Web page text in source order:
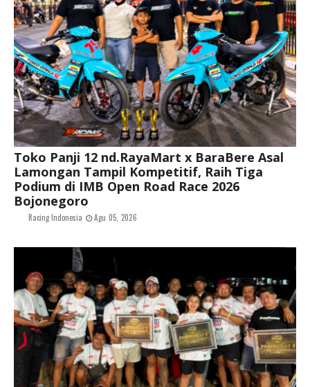
Toko Panji 12 nd.RayaMart x BaraBere Asal
Lamongan Tampil Kompetitif, Raih Tiga
Podium di IMB Open Road Race 2026
Bojonegoro
Racing Indonesia Agu 05, 2026